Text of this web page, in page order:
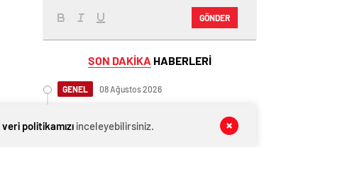
GÖNDER
SON DAKİKA HABERLERİ
GENEL 08 Ağustos 2026
yaşama hakkı tanıdı
veri politikamızıinceleyebilirsiniz.